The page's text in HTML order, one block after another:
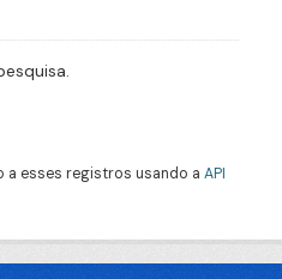
a esses registros usando a API